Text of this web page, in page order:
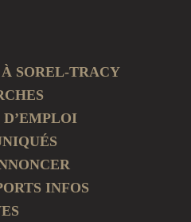
SOREL-TRACY
D’EMPLOI
INFOS